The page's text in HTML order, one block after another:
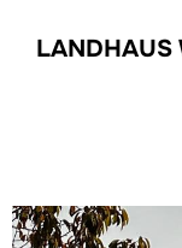
LANDHAUS